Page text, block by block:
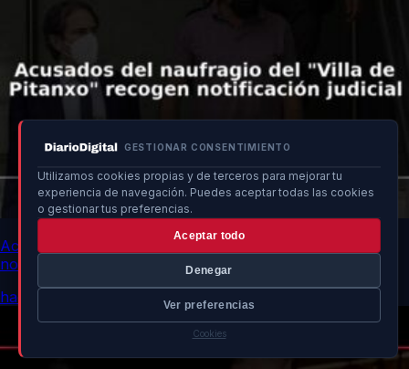
GESTIONAR CONSENTIMIENTO
Utilizamos cookies propias y de terceros para mejorar tu
experiencia de navegación. Puedes aceptar todas las cookies
o gestionar tus preferencias.
Aceptar todo
Denegar
Ver preferencias
Cookies
Acusados del naufragio del “Villa de Pitanxo” recogen
notificación judicial
hace 12h